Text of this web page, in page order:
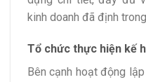
kinh doanh đã định
Tổ chức thực hiện kế
Bên cạnh hoạt động